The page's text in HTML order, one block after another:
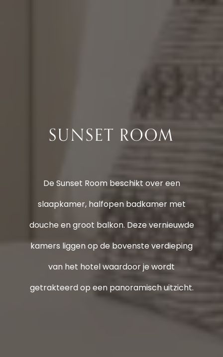
SUNSET ROOM
De Sunset Room beschikt over een
slaapkamer, halfopen badkamer met
douche en groot balkon. Deze vernieuwde
kamers liggen op de bovenste verdieping
van het hotel waardoor je wordt
getrakteerd op een panoramisch uitzicht.